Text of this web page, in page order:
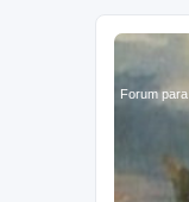
Forum